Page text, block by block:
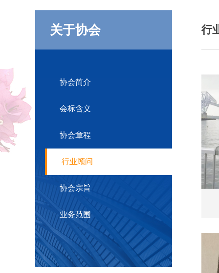
关于协会
协会简介
会标含义
协会章程
行业顾问
协会宗旨
业务范围
行